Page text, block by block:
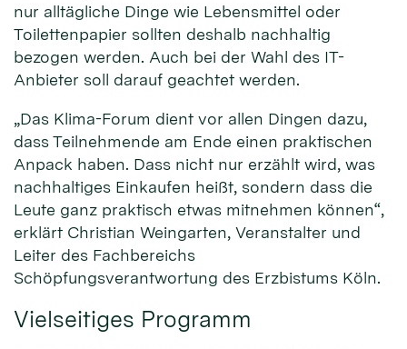
nur alltägliche Dinge wie Lebensmittel oder
Toilettenpapier sollten deshalb nachhaltig
bezogen werden. Auch bei der Wahl des IT-
Anbieter soll darauf geachtet werden.
„Das Klima-Forum dient vor allen Dingen dazu,
dass Teilnehmende am Ende einen praktischen
Anpack haben. Dass nicht nur erzählt wird, was
nachhaltiges Einkaufen heißt, sondern dass die
Leute ganz praktisch etwas mitnehmen können“,
erklärt Christian Weingarten, Veranstalter und
Leiter des Fachbereichs
Schöpfungsverantwortung des Erzbistums Köln.
Vielseitiges Programm